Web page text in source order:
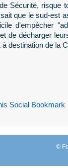
Sécurité, risque
que le sud-est
d'empêcher
de décharger
à destination de la
©